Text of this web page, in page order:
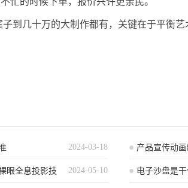
到几十万的大制作都有，关键在于平衡
2024-03-18 产品宣传动
的创作策略
2024-05-10
眼全息投影技 电子沙盘是